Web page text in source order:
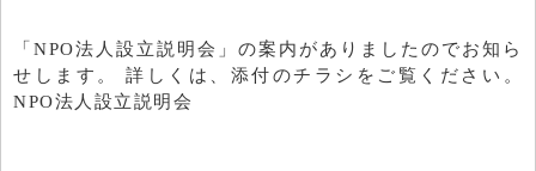
「NPO法人設立説明会」の案内がありましたのでお知ら
せします。 詳しくは、添付のチラシをご覧ください。
NPO法人設立説明会